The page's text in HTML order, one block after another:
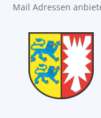
Mail Adressen